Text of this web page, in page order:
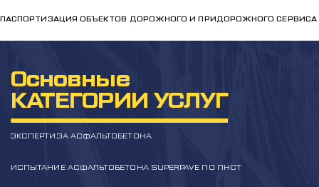
ПАСПОРТИЗАЦИЯ ОБЪЕКТОВ ДОРОЖНОГО И ПРИДОРОЖНОГО СЕРВИСА
Основные
КАТЕГОРИИ УСЛУГ
ЭКСПЕРТИЗА АСФАЛЬТОБЕТОНА
ИСПЫТАНИЕ АСФАЛЬТОБЕТОНА SUPERPAVE ПО ПНСТ